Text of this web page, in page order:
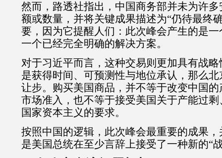
然而，路透社指出，中国商务部并未为许
额或数量，并将关键成果描述为“仍待最终
要，因为它提醒人们：此次峰会产生的是
一个已经完全明确的解决方案。
对于习近平而言，这种交易则更加具有战
是获得时间、可预测性与地位承认，那么
让步。购买美国商品，并不等于改变中国
市场准入，也不等于接受美国关于产能过
国家资本主义的要求。
按照中国的逻辑，此次峰会最重要的成果
是美国总统在至少言辞上接受了一种新的“